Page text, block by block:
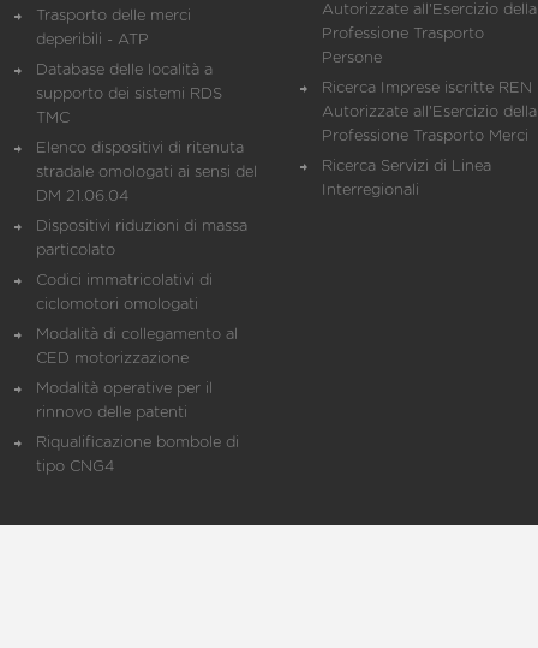
Trasporto delle merci
deperibili - ATP
Database delle località a
supporto dei sistemi RDS
TMC
Elenco dispositivi di ritenuta
stradale omologati ai sensi del
DM 21.06.04
Dispositivi riduzioni di massa
particolato
Codici immatricolativi di
ciclomotori omologati
Modalità di collegamento al
CED motorizzazione
Modalità operative per il
rinnovo delle patenti
Riqualificazione bombole di
tipo CNG4
Autorizzate all'Esercizio della
Professione Trasporto
Persone
Ricerca Imprese iscritte REN
Autorizzate all'Esercizio della
Professione Trasporto Merci
Ricerca Servizi di Linea
Interregionali